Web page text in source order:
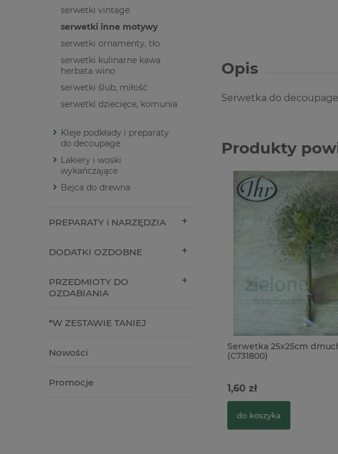
serwetki vintage
serwetki inne motywy
serwetki ornamenty, tło
serwetki kulinarne kawa
herbata wino
serwetki ślub, miłość
serwetki dziecięce, komunia
Kleje podkłady i preparaty
do decoupage
Lakiery i woski
wykańczające
Bejca do drewna
PREPARATY i NARZĘDZIA
DODATKI OZDOBNE
PRZEDMIOTY DO
OZDABIANIA
*W ZESTAWIE TANIEJ
Nowości
Promocje
Opis
Serwetka do
Produkty
Serwetka 25x25cm
(C731800)
1,60 zł
do koszyka